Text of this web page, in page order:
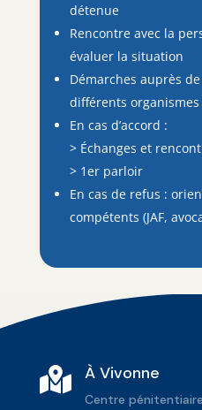
détenue
Rencontre avec la
évaluer la situation
Démarches auprès
différents organismes
En cas d’accord :
> Échanges et
> 1er parloir
En cas de refus :
compétents (JAF,
 À Vivonne
Centre